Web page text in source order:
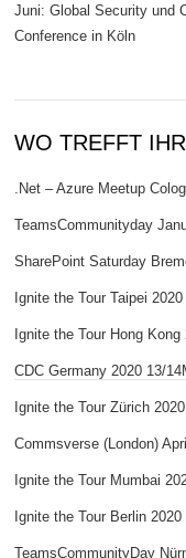
Juni: Global Security und
Conference in Köln
WO TREFFT
.Net – Azure Meetup
TeamsCommunityday
SharePoint Saturday
Ignite the Tour Taipei 2020
Ignite the Tour Hong Kong
CDC Germany 2020 13/
Ignite the Tour Zürich 2020
Commsverse (London)
Ignite the Tour Mumbai
Ignite the Tour Berlin 2020
TeamsCommunityDay